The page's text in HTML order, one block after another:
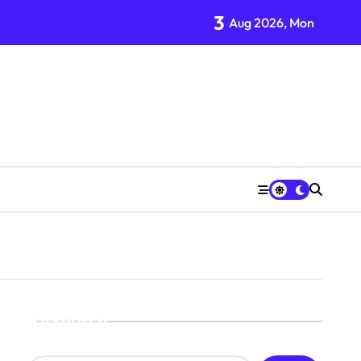
3 Aug 2026, Mon
Search